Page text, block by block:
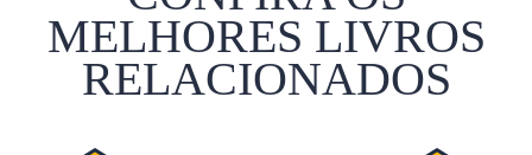
MELHORES LIVROS
RELACIONADOS